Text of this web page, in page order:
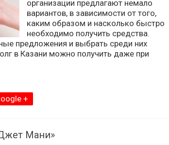
организации предлагают немало
вариантов, в зависимости от того,
каким образом и насколько быстро
необходимо получить средства.
предложения и выбрать среди них
в Казани можно получить даже при
+
Мани»